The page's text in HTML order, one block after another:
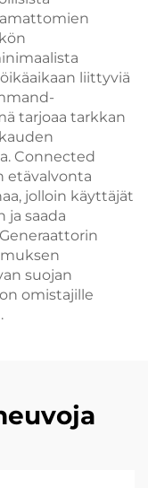
liittyviä
tarjoaa tarkkan
Connected
etävalvonta
jolloin käyttäjät
ja saada
suojan
omistajille